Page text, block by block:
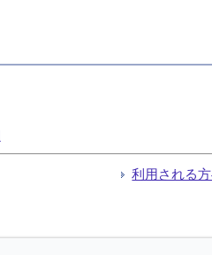
利用される